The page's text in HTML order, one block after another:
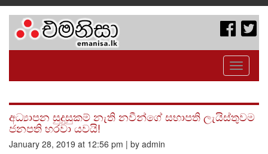
Toggle
අධ්‍යාපන සුදුසුකම් නැති නවීන්ගේ සභාපති ලැයිස්තුවම
ජනපති හරවා යවයි!
January 28, 2019 at 12:56 pm | by admin